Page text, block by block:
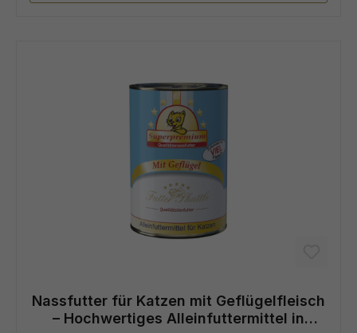
Nassfutter für Katzen mit Geflügelfleisch
– Hochwertiges Alleinfuttermittel in